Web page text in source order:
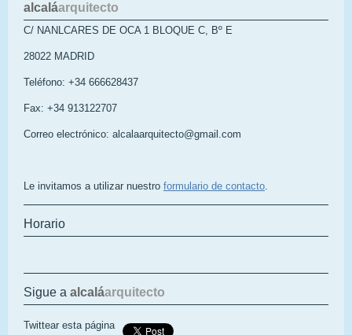
alcaláarquitecto
C/ NANLCARES DE OCA 1 BLOQUE C, Bº E
28022 MADRID
Teléfono: +34 666628437
Fax: +34 913122707
Correo electrónico: alcalaarquitecto@gmail.com
Le invitamos a utilizar nuestro formulario de contacto.
Horario
Sigue a alcaláarquitecto
Twittear esta página